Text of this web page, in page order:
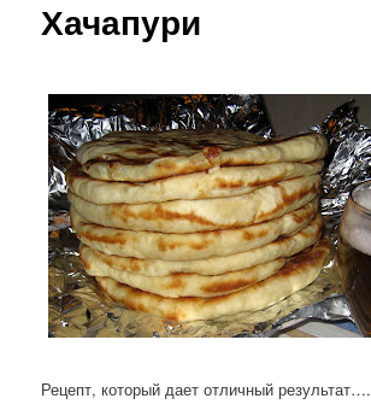
Хачапури
Рецепт, который дает отличный результат….